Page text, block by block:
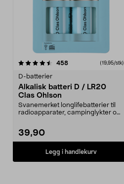
458anmeldelser(19,95/stk)
D-batterier
Alkalisk batteri D / LR20
Clas Ohlson
Svanemerket longlifebatterier til
radioapparater, campinglykter og
39,90
Legg i handlekurv